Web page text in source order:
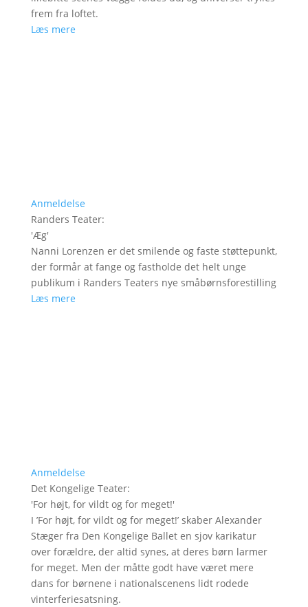
frem fra loftet.
Læs mere
Anmeldelse
Randers Teater:
'Æg'
Nanni Lorenzen er det smilende og faste støttepunkt,
der formår at fange og fastholde det helt unge
publikum i Randers Teaters nye småbørnsforestilling
Læs mere
Anmeldelse
Det Kongelige Teater:
'For højt, for vildt og for meget!'
I ’For højt, for vildt og for meget!’ skaber Alexander
Stæger fra Den Kongelige Ballet en sjov karikatur
over forældre, der altid synes, at deres børn larmer
for meget. Men der måtte godt have været mere
dans for børnene i nationalscenens lidt rodede
vinterferiesatsning.